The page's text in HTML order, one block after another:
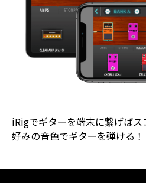
iRigでギターを端末に繋げばス
好みの音色でギターを弾ける！